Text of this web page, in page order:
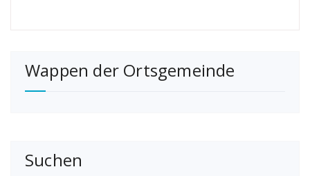
Wappen der Ortsgemeinde
Suchen